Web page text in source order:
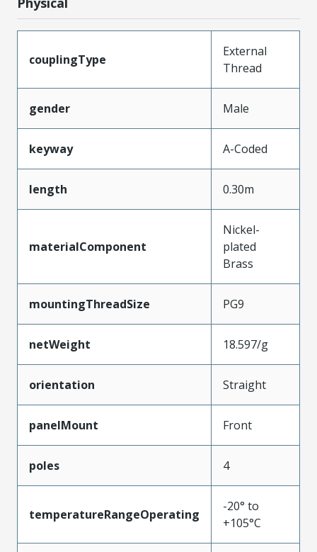
couplingType
External
Thread
gender Male
keyway A-Coded
length 0.30m
materialComponent
Nickel-
plated
Brass
mountingThreadSize PG9
netWeight 18.597/g
orientation Straight
panelMount Front
poles 4
temperatureRangeOperating
-20° to
+105°C